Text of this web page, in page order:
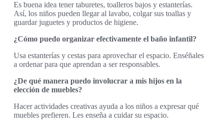
Es buena idea tener taburetes, toalleros bajos y estanterías.
Así, los niños pueden llegar al lavabo, colgar sus toallas y
guardar juguetes y productos de higiene.
¿Cómo puedo organizar efectivamente el baño infantil?
Usa estanterías y cestas para aprovechar el espacio. Enséñales
a ordenar para que aprendan a ser responsables.
¿De qué manera puedo involucrar a mis hijos en la
elección de muebles?
Hacer actividades creativas ayuda a los niños a expresar qué
muebles prefieren. Les enseña a cuidar su espacio.